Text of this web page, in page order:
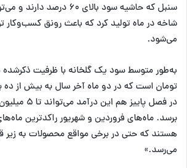
شاخه در ماه تولید کرد که باعث رونق کسب‌وکار
می‌شود.
تومان است که در دو ماه آخر سال به بیش از ده
در فصل پاییز
برسد. ماه‌های فروردین و شهریور راکدترین
هستند که حتی در برخی مواقع محصولات به
می‌رسد.»